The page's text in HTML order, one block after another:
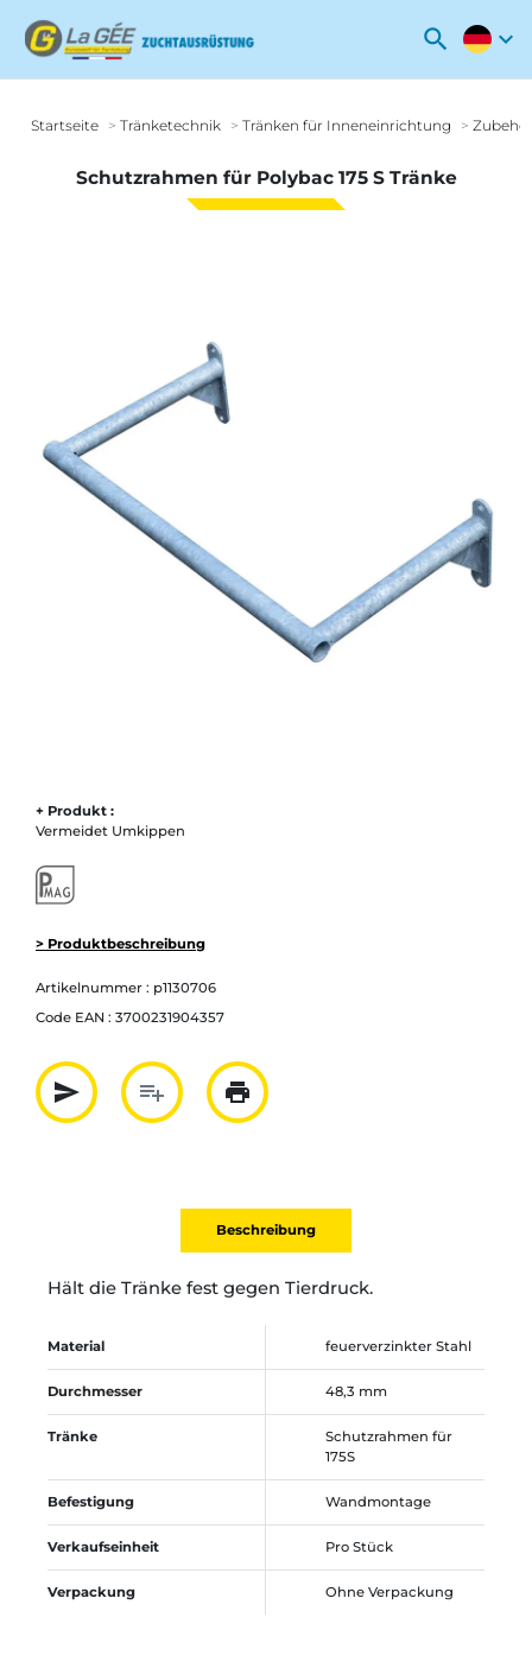
search expand_more
Startseite Tränketechnik Tränken für Inneneinrichtung
Schutzrahmen für Polybac 175 S Tränke
+ Produkt :
Vermeidet Umkippen
> Produktbeschreibung
Artikelnummer : p1130706
Code EAN : 3700231904357
send
Partager par mail
playlist_add
Ajouter à la liste
print
Imprimer
Beschreibung
Hält die Tränke fest gegen Tierdruck.
Material feuerverzinkter Stahl
Durchmesser 48,3 mm
Tränke
Schutzrahmen für
175S
Befestigung Wandmontage
Verkaufseinheit Pro Stück
Verpackung Ohne Verpackung